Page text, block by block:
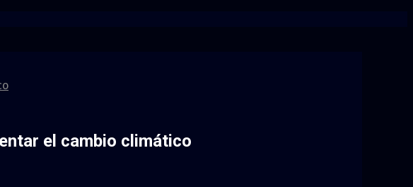
el cambio climático